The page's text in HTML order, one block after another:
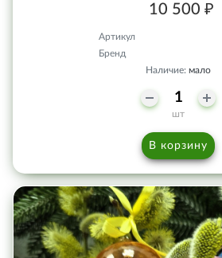
10 500 ₽
Артикул
Бренд
Наличие: мало
шт
В корзину